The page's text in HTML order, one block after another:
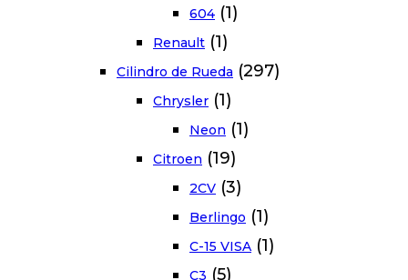
604 (1)
Renault (1)
Cilindro de Rueda (297)
Chrysler (1)
Neon (1)
Citroen (19)
2CV (3)
Berlingo (1)
C-15 VISA (1)
C3 (5)